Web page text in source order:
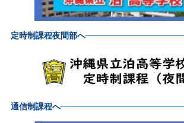
定時制課程夜間部へ
通信制課程へ